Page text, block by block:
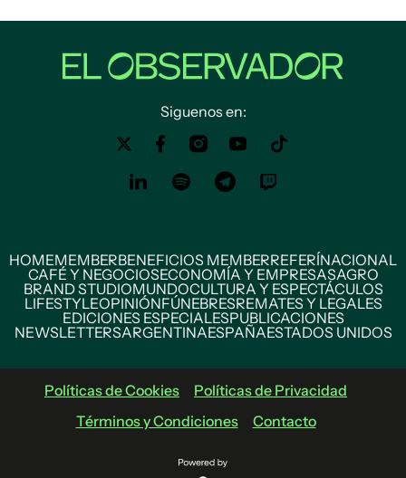
Siguenos en:
HOMEMEMBERBENEFICIOS MEMBERREFERÍNACIONAL
CAFÉ Y NEGOCIOSECONOMÍA Y EMPRESASAGRO
BRAND STUDIOMUNDOCULTURA Y ESPECTÁCULOS
LIFESTYLEOPINIÓNFÚNEBRESREMATES Y LEGALES
EDICIONES ESPECIALESPUBLICACIONES
NEWSLETTERSARGENTINAESPAÑAESTADOS UNIDOS
Políticas de Cookies
Políticas de Privacidad
Términos y Condiciones
Contacto